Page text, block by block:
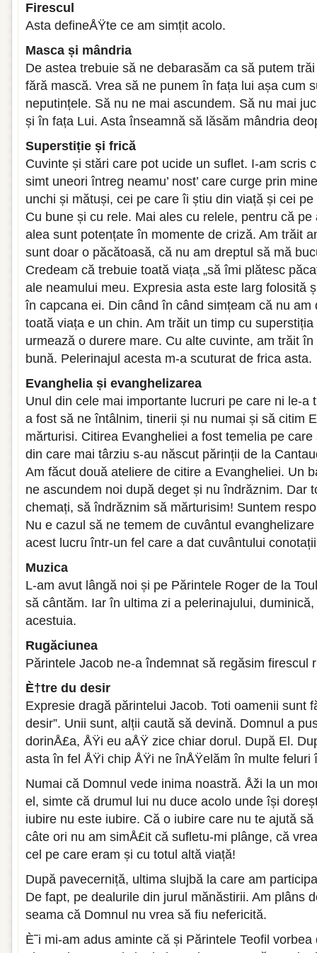
Firescul
Asta defineÅŸte ce am simțit acolo.
Masca și mândria
De astea trebuie să ne debarasăm ca să putem
fără mască. Vrea să ne punem în fața lui așa cum
neputințele. Să nu ne mai ascundem. Să nu mai
și în fața Lui. Asta înseamnă să lăsăm mândria
Superstiție și frică
Cuvinte și stări care pot ucide un suflet. I-am scris
simt uneori întreg neamu’ nost’ care curge prin
unchi și mătuși, cei pe care îi știu din viață și cei
Cu bune și cu rele. Mai ales cu relele, pentru că pe
alea sunt potențate în momente de criză. Am trăit
sunt doar o păcătoasă, că nu am dreptul să mă
Credeam că trebuie toată viața „să îmi plătesc
ale neamului meu. Expresia asta este larg folosită
în capcana ei. Din când în când simțeam că nu am
toată viața e un chin. Am trăit un timp cu
urmează o durere mare. Cu alte cuvinte, am trăit
bună. Pelerinajul acesta m-a scuturat de frica asta.
Evanghelia și evanghelizarea
Unul din cele mai importante lucruri pe care ni le-a
a fost să ne întâlnim, tinerii și nu numai și să citim
mărturisi. Citirea Evangheliei a fost temelia pe
din care mai târziu s-au născut părinții de la
Am făcut două ateliere de citire a Evangheliei. Un
ne ascundem noi după deget și nu îndrăznim. Dar
chemați, să îndrăznim să mărturisim! Suntem
Nu e cazul să ne temem de cuvântul
acest lucru într-un fel care a dat cuvântului
Muzica
L-am avut lângă noi și pe Părintele Roger de la
să cântăm. Iar în ultima zi a pelerinajului,
acestuia.
Rugăciunea
Părintele Jacob ne-a îndemnat să regăsim firescul
È†tre du desir
Expresie dragă părintelui Jacob. Toti oamenii sunt
desir”. Unii sunt, alții caută să devină. Domnul a
dorinÅ£a, ÅŸi eu aÅŸ zice chiar dorul. După El.
asta în fel ÅŸi chip ÅŸi ne înÅŸelăm în multe feluri
Numai că Domnul vede inima noastră. Åži la un
el, simte că drumul lui nu duce acolo unde își
iubire nu este iubire. Că o iubire care nu te ajută
câte ori nu am simÅ£it că sufletu-mi plânge, că
cel pe care eram și cu totul altă viață!
După pavecerniță, ultima slujbă la care am
De fapt, pe dealurile din jurul mănăstirii. Am plâns
seama că Domnul nu vrea să fiu nefericită.
È˜i mi-am adus aminte că și Părintele Teofil